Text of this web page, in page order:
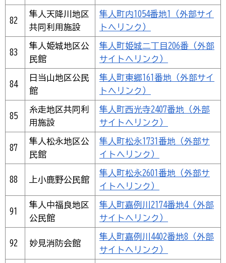
82
隼人天降川地区
共同利用施設
隼人町内1054番地1（外部サイ
トへリンク）
83
隼人姫城地区公
民館
隼人町姫城二丁目206番（外部
サイトへリンク）
84
日当山地区公民
館
隼人町東郷161番地（外部サイ
トへリンク）
85
糸走地区共同利
用施設
隼人町西光寺2407番地（外部
サイトへリンク）
87
隼人松永地区公
民館
隼人町松永1731番地（外部サ
イトへリンク）
88 上小鹿野公民館
隼人町松永2601番地（外部サ
イトへリンク）
91
隼人中福良地区
公民館
隼人町嘉例川2174番地4（外部
サイトへリンク）
92 妙見消防会館
隼人町嘉例川4402番地8（外部
サイトへリンク）